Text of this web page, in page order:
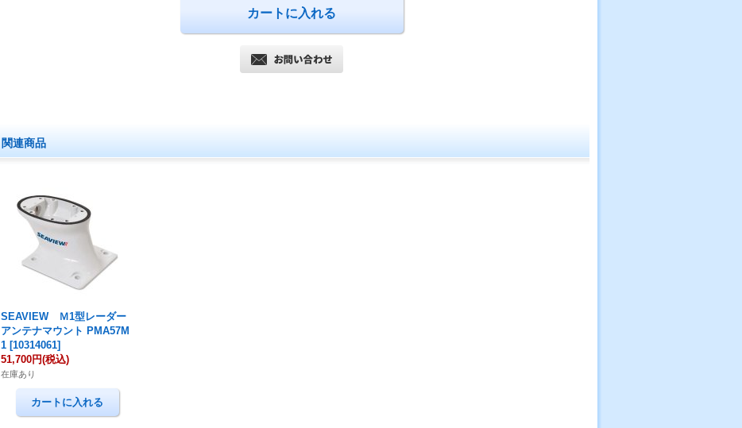
関連商品
SEAVIEW Ｍ1型レーダー
アンテナマウント PMA57M
1 [10314061]
51,700円(税込)
在庫あり